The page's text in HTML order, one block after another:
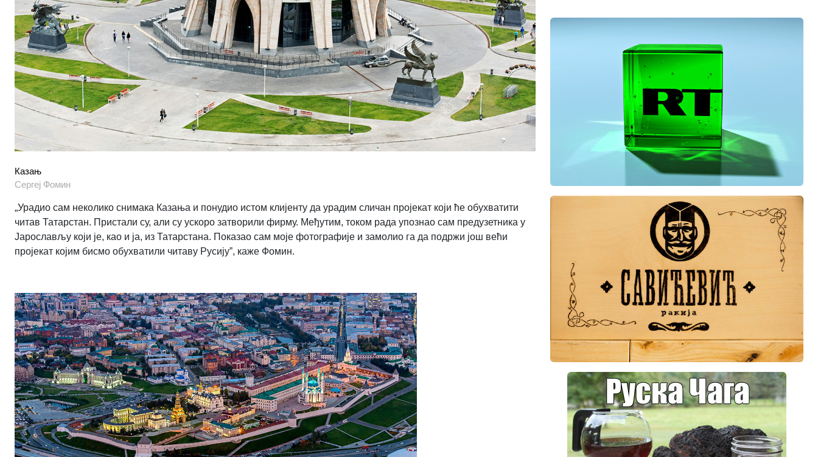
Казањ
Сергеj Фомин
„Урадио сам неколико снимака Казања и понудио истом клијенту да урадим сличан пројекат који ће обухватити
читав Татарстан. Пристали су, али су ускоро затворили фирму. Међутим, током рада упознао сам предузетника у
Јарослављу који је, као и ја, из Татарстана. Показао сам моје фотографије и замолио га да подржи још већи
пројекат којим бисмо обухватили читаву Русијуˮ, каже Фомин.